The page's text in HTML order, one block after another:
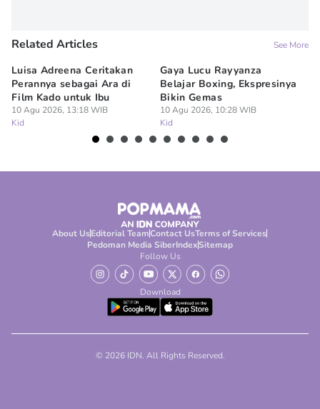
Related Articles See More
Luisa Adreena Ceritakan
Perannya sebagai Ara di
Film Kado untuk Ibu
10 Agu 2026, 13:18 WIB
Kid
Gaya Lucu Rayyanza
Belajar Boxing, Ekspresinya
Bikin Gemas
10 Agu 2026, 10:28 WIB
Kid
About UsEditorial TeamContact UsTerms of Services
Pedoman Media SiberIndexSitemap
Follow Us
Download
© 2026 IDN. All Rights Reserved.